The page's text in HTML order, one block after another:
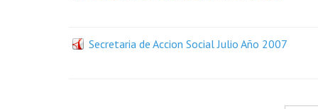
Secretaria de Accion Social Julio Año 2007